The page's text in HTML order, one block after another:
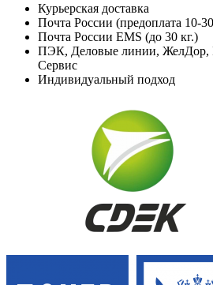
Курьерская доставка
Почта России (предоплата 10-
Почта России EMS (до 30 кг.)
ПЭК, Деловые линии, ЖелДор,
Сервис
Индивидуальный подход